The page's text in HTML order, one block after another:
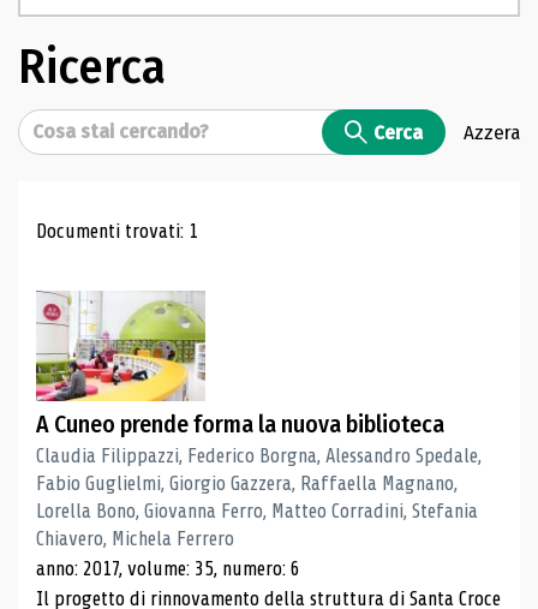
Ricerca
Cerca Cerca Azzera
Risultati di ricerca
Documenti trovati: 1
A Cuneo prende forma la nuova biblioteca
Claudia Filippazzi, Federico Borgna, Alessandro Spedale,
Fabio Guglielmi, Giorgio Gazzera, Raffaella Magnano,
Lorella Bono, Giovanna Ferro, Matteo Corradini, Stefania
Chiavero, Michela Ferrero
anno: 2017, volume: 35, numero: 6
Il progetto di rinnovamento della struttura di Santa Croce